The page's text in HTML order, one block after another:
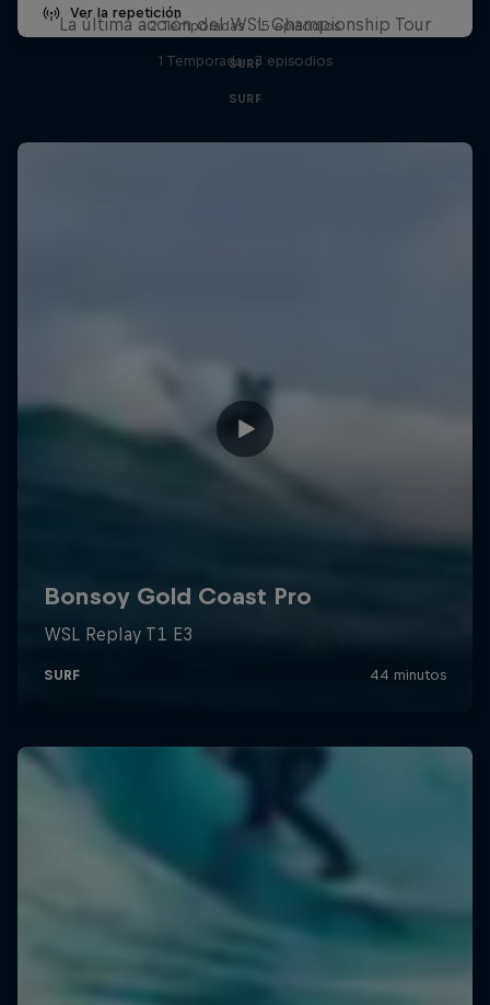
Ver la repetición
2 Temporadas · 15 episodios
SURF
La última acción del WSL Championship Tour
1 Temporada · 3 episodios
SURF